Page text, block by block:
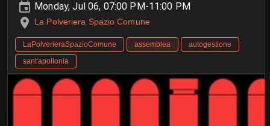
Monday, Jul 06, 07:00 PM-11:00 PM
La Polveriera Spazio Comune
LaPolverieraSpazioComune assemblea
autogestione
sant'apollonia